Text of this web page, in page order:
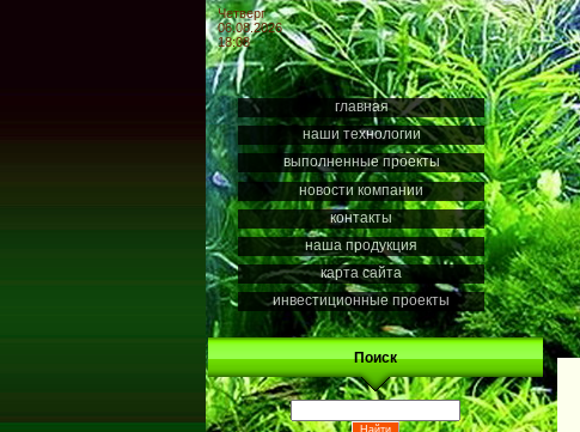
Четверг
06.08.2026
18:08
главная
наши технологии
выполненные проекты
новости компании
контакты
наша продукция
карта сайта
инвестиционные проекты
Поиск